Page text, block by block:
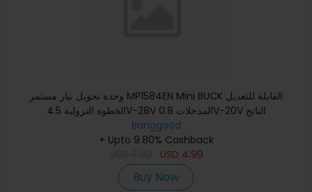
وحدة تحويل تيار مستمر MP1584EN Mini BUCK القابلة للتعديل
الخطوة النزولية 4.5V-28V المدخلات 0.8V-20V الناتج
Banggood
+ Upto 9.80% Cashback
USD 4.99
Buy Now